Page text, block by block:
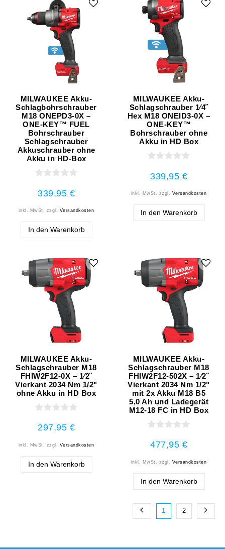
MILWAUKEE Akku-
Schlagbohrschrauber
M18 ONEPD3-0X –
ONE-KEY™ FUEL
Bohrschrauber
Schlagschrauber
Akkuschrauber ohne
Akku in HD-Box
339,95 €
inkl. MwSt. zzgl. Versandkosten
In den Warenkorb
MILWAUKEE Akku-
Schlagschrauber 1⁄4˝
Hex M18 ONEID3-0X –
ONE-KEY™
Bohrschrauber ohne
Akku in HD Box
339,95 €
inkl. MwSt. zzgl. Versandkosten
In den Warenkorb
MILWAUKEE Akku-
Schlagschrauber M18
FHIW2F12-0X – 1⁄2˝
Vierkant 2034 Nm 1/2"
ohne Akku in HD Box
297,95 €
inkl. MwSt. zzgl. Versandkosten
In den Warenkorb
MILWAUKEE Akku-
Schlagschrauber M18
FHIW2F12-502X – 1⁄2˝
Vierkant 2034 Nm 1/2"
mit 2x Akku M18 B5
5,0 Ah und Ladegerät
M12-18 FC in HD Box
477,95 €
inkl. MwSt. zzgl. Versandkosten
In den Warenkorb
1 2